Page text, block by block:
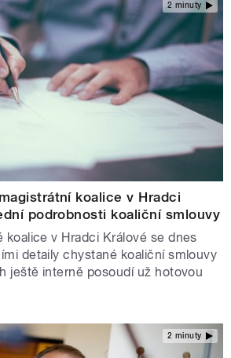
2 minuty
koalice v Hradci
podrobnosti koaliční smlouvy
koalice v Hradci Králové se dnes
detaily chystané koaliční smlouvy
ještě interně posoudí už hotovou
2 minuty